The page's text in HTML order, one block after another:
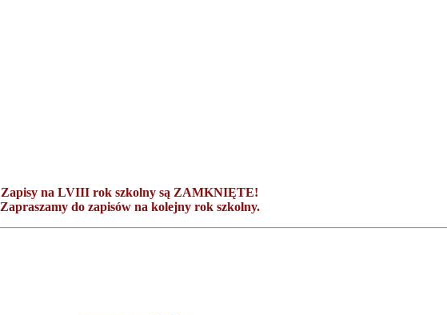
Zapisy na LVIII rok szkolny są ZAMKNIĘTE!
Zapraszamy do zapisów na kolejny rok szkolny.